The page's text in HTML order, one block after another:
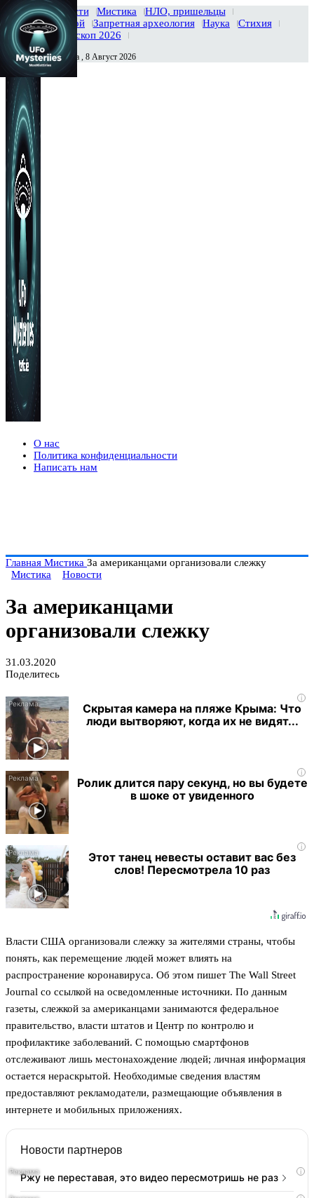
Главная Новости Мистика
НЛО, пришельцы
Тайны вселенной
Запретная археология Наука
Стихия
История
Гороскоп 2026
Сегодня Суббота , 8 Август 2026
О нас
Политика конфиденциальности
Написать нам
Главная Мистика За американцами организовали слежку
Мистика
Новости
За американцами
организовали слежку
31.03.2020
Поделитесь
i
Скрытая камера на пляже Крыма: Что
люди вытворяют, когда их не видят...
i
Ролик длится пару секунд, но вы будете
в шоке от увиденного
i
Этот танец невесты оставит вас без
слов! Пересмотрела 10 раз
Власти США организовали слежку за жителями страны, чтобы
понять, как перемещение людей может влиять на
распространение коронавируса. Об этом пишет The Wall Street
Journal со ссылкой на осведомленные источники. По данным
газеты, слежкой за американцами занимаются федеральное
правительство, власти штатов и Центр по контролю и
профилактике заболеваний. С помощью смартфонов
отслеживают лишь местонахождение людей; личная информация
остается нераскрытой. Необходимые сведения властям
предоставляют рекламодатели, размещающие объявления в
интернете и мобильных приложениях.
Новости партнеров
i
Ржу не переставая, это видео пересмотришь не раз